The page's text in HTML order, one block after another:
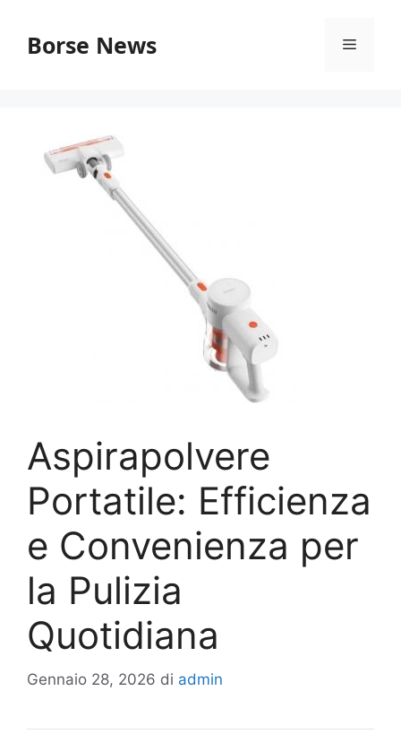
contenuto
Borse News Menu
Aspirapolvere
Portatile: Efficienza
e Convenienza per
la Pulizia
Quotidiana
Gennaio 28, 2026 di admin